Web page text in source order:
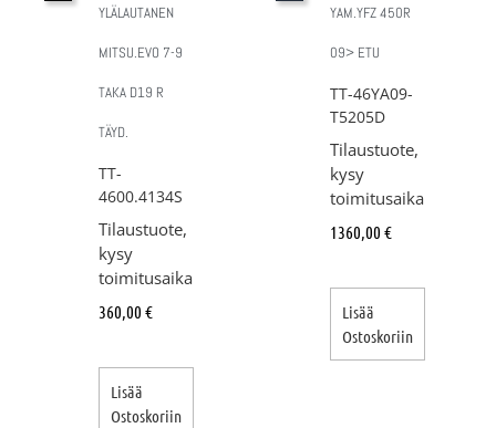
YLÄLAUTANEN
MITSU.EVO 7-9
TAKA D19 R
TÄYD.
TT-
4600.4134S
Tilaustuote,
kysy
toimitusaika
360,00 €
Lisää
Ostoskoriin
YAM.YFZ 450R
09> ETU
TT-46YA09-
T5205D
Tilaustuote,
kysy
toimitusaika
1360,00 €
Lisää
Ostoskoriin